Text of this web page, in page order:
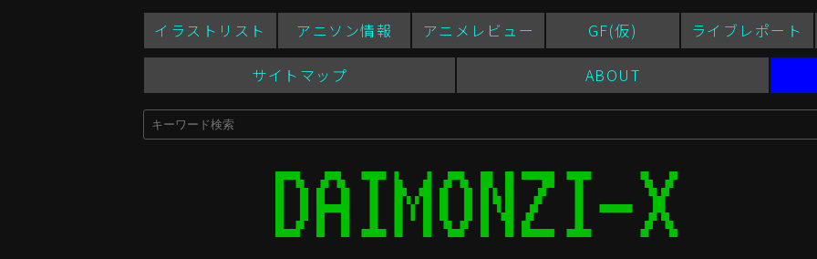
イラストリスト アニソン情報 アニメレビュー GF(仮) ライブレポート
サイトマップ ABOUT